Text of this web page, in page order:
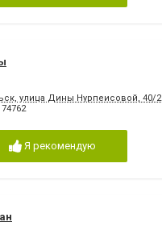
улица Дины Нурпеисовой, 40/2
Я рекомендую